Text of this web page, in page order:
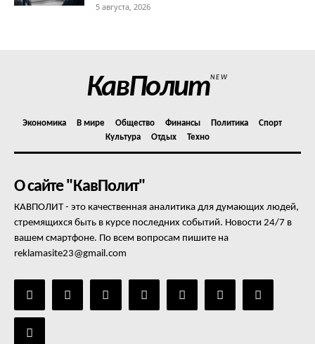
5 августа, 2026
КавПолитNEW
Экономика В мире Общество Финансы Политика
Спорт
Культура
Отдых Техно
О сайте "КавПолит"
КАВПОЛИТ - это качественная аналитика для думающих людей,
стремящихся быть в курсе последних событий. Новости 24/7 в
вашем смартфоне. По всем вопросам пишите на
reklamasite23@gmail.com